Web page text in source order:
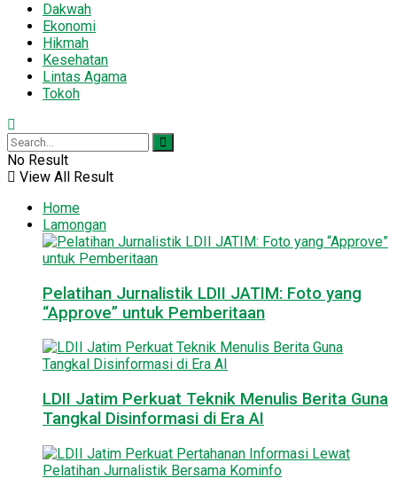
Dakwah
Ekonomi
Hikmah
Kesehatan
Lintas Agama
Tokoh
No Result
View All Result
Home
Lamongan
Pelatihan Jurnalistik LDII JATIM: Foto yang
“Approve” untuk Pemberitaan
LDII Jatim Perkuat Teknik Menulis Berita Guna
Tangkal Disinformasi di Era AI